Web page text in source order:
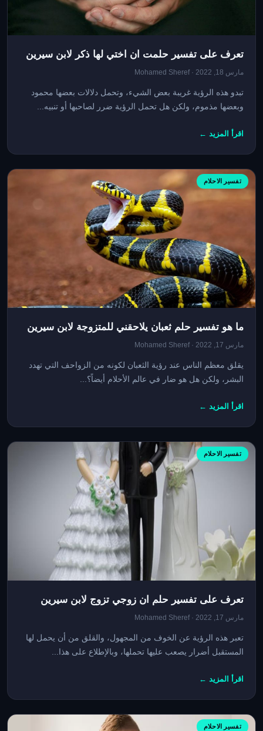
تعرف على تفسير حلمت ان اختي لها ذكر لابن سيرين
مارس 18, 2022 · Mohamed Sheref
تبدو هذه الرؤية غريبة بعض الشيء، وتحمل دلالات بعضها محمود
وبعضها مذموم، ولكن هل تحمل الرؤية ضرر لصاحبها أو تنبيه...
اقرأ المزيد ←
تفسير الاحلام
ما هو تفسير حلم ثعبان يلاحقني للمتزوجة لابن سيرين
مارس 17, 2022 · Mohamed Sheref
يقلق معظم الناس عند رؤية الثعبان لكونه من الزواحف التي تهدد
البشر، ولكن هل هو ضار في عالم الأحلام أيضاً؟...
اقرأ المزيد ←
تفسير الاحلام
تعرف على تفسير حلم ان زوجي تزوج لابن سيرين
مارس 17, 2022 · Mohamed Sheref
تعبر هذه الرؤية عن الخوف من المجهول، والقلق من أن يحمل لها
المستقبل أضرار يصعب عليها تحملها، وبالإطلاع على هذا...
اقرأ المزيد ←
تفسير الاحلام